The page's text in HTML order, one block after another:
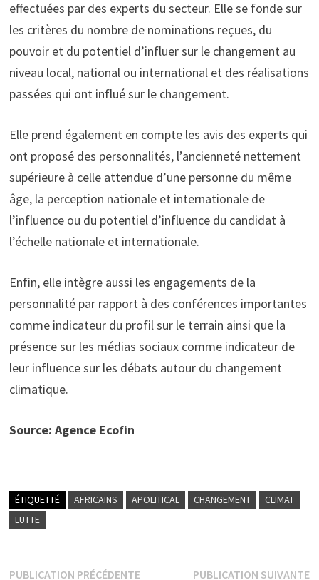
effectuées par des experts du secteur. Elle se fonde sur
les critères du nombre de nominations reçues, du
pouvoir et du potentiel d’influer sur le changement au
niveau local, national ou international et des réalisations
passées qui ont influé sur le changement.
Elle prend également en compte les avis des experts qui
ont proposé des personnalités, l’ancienneté nettement
supérieure à celle attendue d’une personne du même
âge, la perception nationale et internationale de
l’influence ou du potentiel d’influence du candidat à
l’échelle nationale et internationale.
Enfin, elle intègre aussi les engagements de la
personnalité par rapport à des conférences importantes
comme indicateur du profil sur le terrain ainsi que la
présence sur les médias sociaux comme indicateur de
leur influence sur les débats autour du changement
climatique.
Source: Agence Ecofin
ÉTIQUETTÉ AFRICAINS APOLITICAL CHANGEMENT
CLIMAT
LUTTE
PUBLICATION PRÉCÉDENTEPublicationPUBLICATION SUIVANTE